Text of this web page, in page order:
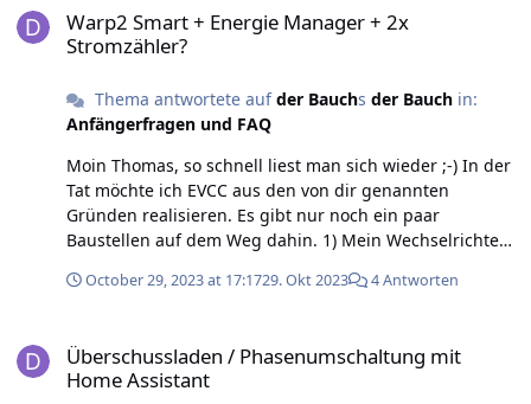
der Ladevorgang als "aktiv" und korrekt in EVCC
angezeigt wird. Dreiphasige Umschaltmöglichkeit zum
bekommt aber anscheinend nicht die Freigabe von
EVCC mitgeteilt. Logs lade ich hoch, sobald das
händische Laden von meiner Frau fertig ist und ich
nochmal testen kann. Grüße, Knut
Warp2 Smart + Energie Manager + 2x
Stromzähler?
Thema antwortete aufder Bauchs der Bauchin:
Anfängerfragen und FAQ
Moin Thomas, so schnell liest man sich wieder ;-) In der
Tat möchte ich EVCC aus den von dir genannten
Gründen realisieren. Es gibt nur noch ein paar
Baustellen auf dem Weg dahin. 1) Mein Wechselrichter
extra dafür angeschaffte WLAN/Lan Modul. Daher kann
Updates drauf geben b) die Daten alle händisch aus der
http api des Wechselrichters via Home Assistant/Node
October 29, 2023 at 17:1729. Okt 2023 4 Antworten
Überschussladen / Phasenumschaltung mit
Home Assistant